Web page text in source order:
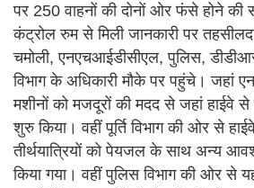
पर 250 वाहनों की दोनों ओर फंसे होने की
कंट्रोल रुम से मिली जानकारी पर
चमोली, एनएचआईडीसीएल, पुलिस,
विभाग के अधिकारी मौके पर पहुंचे। जहां
मशीनों को मजदूरों की मदद से जहां हाईवे से
शुरु किया। वहीं पूर्ति विभाग की ओर से
तीर्थयात्रियों को पेयजल के साथ अन्य
किया गया। वहीं पुलिस विभाग की ओर से